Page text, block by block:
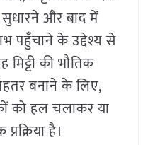
सुधारने और बाद में
पहुँचाने के उद्देश्य से
मिट्टी की भौतिक
बनाने के लिए,
को हल चलाकर या
है।